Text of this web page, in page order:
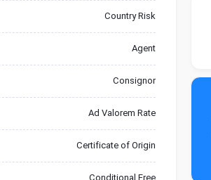
Country Risk
Agent
Consignor
Ad Valorem Rate
Certificate of Origin